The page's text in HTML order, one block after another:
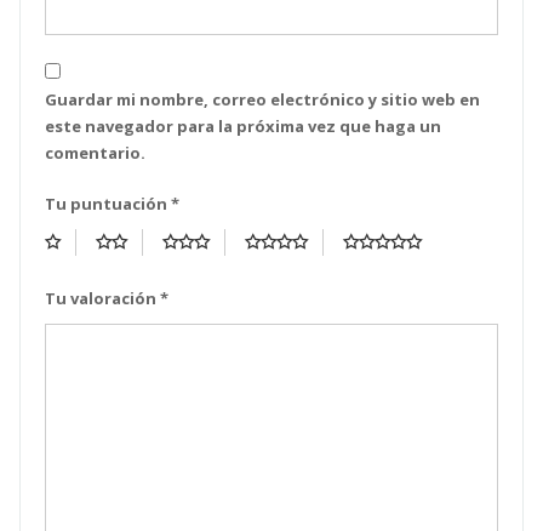
Guardar mi nombre, correo electrónico y sitio web en
este navegador para la próxima vez que haga un
comentario.
Tu puntuación *
Tu valoración *